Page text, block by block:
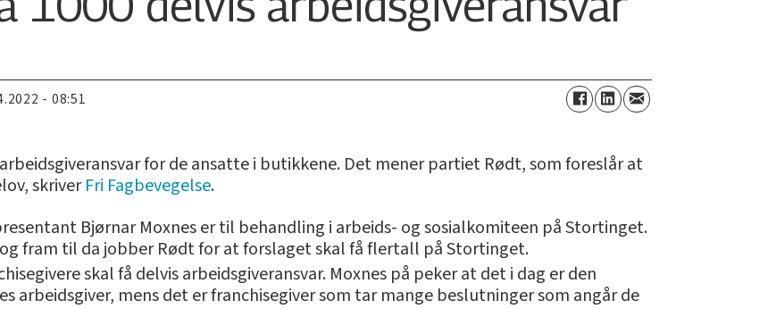
- 08:51
for de ansatte i butikkene. Det mener partiet Rødt, som foreslår at
skriverFri Fagbevegelse.
Bjørnar Moxnes er til behandling i arbeids- og sosialkomiteen på Stortinget.
fram til da jobber Rødt for at forslaget skal få flertall på Stortinget.
skal få delvis arbeidsgiveransvar. Moxnes på peker at det i dag er den
arbeidsgiver, mens det er franchisegiver som tar mange beslutninger som angår de